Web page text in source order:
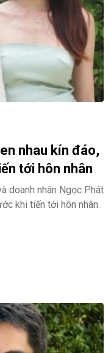
nhau kín đáo,
tới hôn nhân
doanh nhân Ngọc Phát
khi tiến tới hôn nhân.